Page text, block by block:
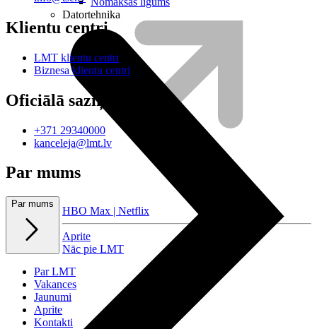
HBO Max | Netflix
Aprite
Nāc pie LMT
Datortehnika
Klientu centri
LMT klientu centri
Biznesa klientu centri
Oficiālā saziņa
+371 29340000
kanceleja@lmt.lv
Par mums
Par mums
Par LMT
Vakances
Jaunumi
Aprite
Kontakti